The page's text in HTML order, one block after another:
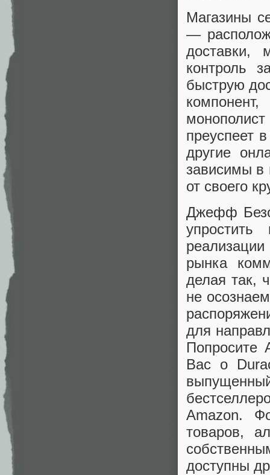
Магазины
—
доставки,
контроль
быструю
преуспеет
другие
зависимы в
от своего
Джефф
рынка
делая так,
не
для
Попросите
Вас о
Amazon.
товаров,
доступны